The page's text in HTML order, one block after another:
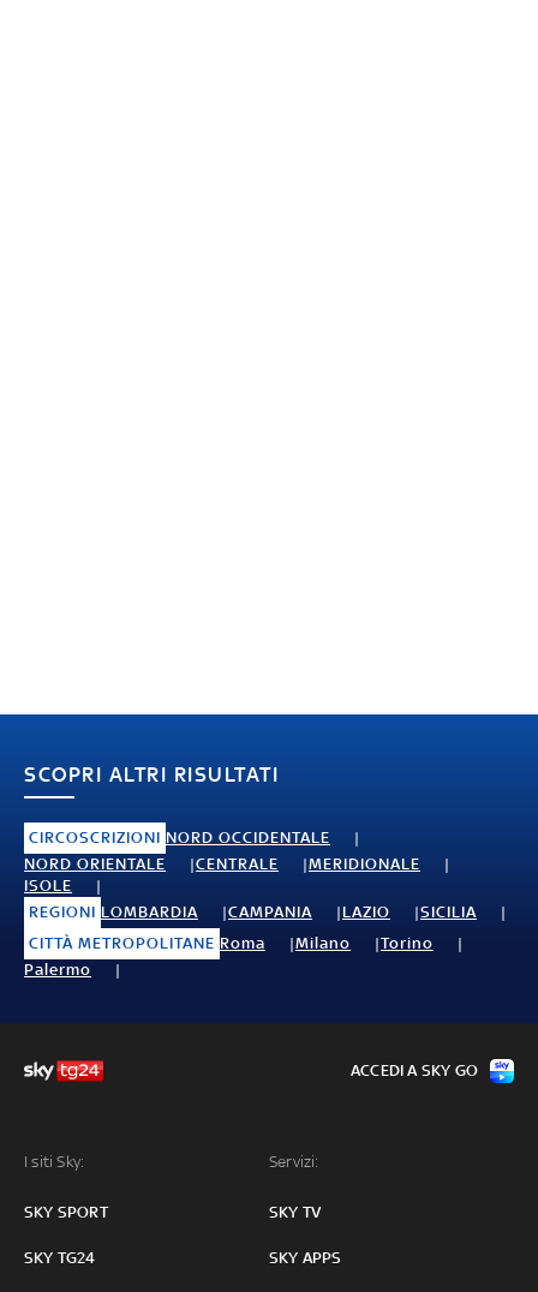
SCOPRI ALTRI RISULTATI
CIRCOSCRIZIONI NORD OCCIDENTALE
NORD ORIENTALE
CENTRALE
MERIDIONALE
ISOLE
REGIONI LOMBARDIA CAMPANIA LAZIO
SICILIA
CITTÀ METROPOLITANE Roma Milano
Torino
Palermo
I siti Sky:
SKY SPORT
SKY TG24
Servizi:
SKY TV
SKY APPS
ACCEDI A SKY GO